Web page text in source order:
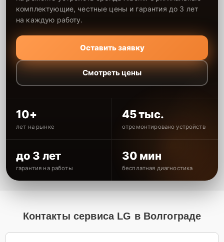
комплектующие, честные цены и гарантия до 3 лет
на каждую работу.
Оставить заявку
Смотреть цены
10+
лет на рынке
45 тыс.
отремонтировано устройств
до 3 лет
гарантия на работы
30 мин
бесплатная диагностика
Контакты сервиса LG в Волгограде